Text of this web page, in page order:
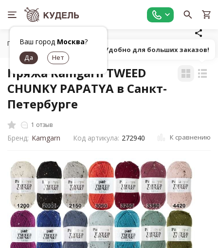
Ваш город Москва?
Главная Все для вязания
Пряжа Kamgarn TWEED
CHUNKY PAPATYA в Санкт-
Петербурге
1 отзыв
Бренд: Kamgarn Код артикула: 272940 К сравнению
Попробуй! Удобно для больших заказов!